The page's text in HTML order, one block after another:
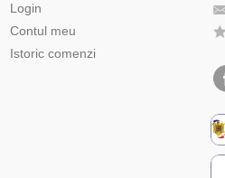
Login
Contul meu
Istoric comenzi